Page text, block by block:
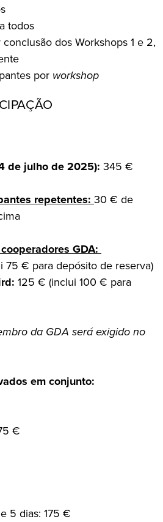
todos
conclusão dos Workshops 1 e 2,
por workshop
de julho de 2025): 345 €
repetentes: 30 € de
GDA:
75 € para depósito de reserva)
125 € (inclui 100 € para
da GDA será exigido no
em conjunto:
€
5 dias: 175 €